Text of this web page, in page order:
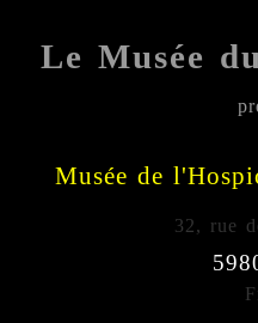
Le Musée
Musée de
32, rue